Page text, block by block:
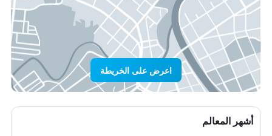
اعرض على الخريطة
أشهر المعالم